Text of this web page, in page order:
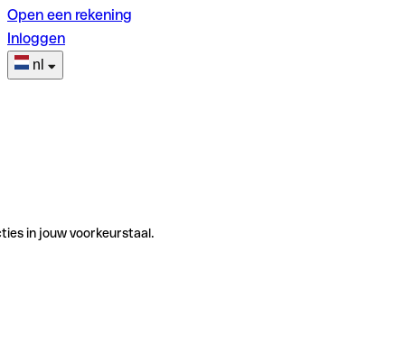
Open een rekening
Inloggen
nl
in jouw voorkeurstaal.